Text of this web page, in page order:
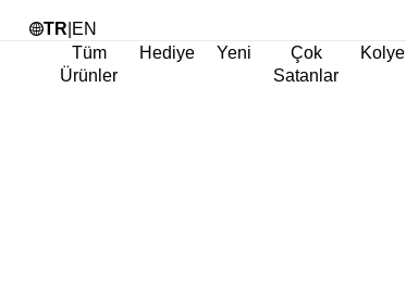
TR EN
Tüm
Ürünler
Hediye Yeni
Çok
Satanlar
Kolye